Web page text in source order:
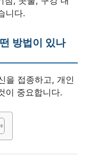
니다.
방법이 있나
을 접종하고, 개인
이 중요합니다.